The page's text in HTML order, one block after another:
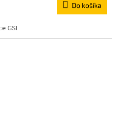
Do košíka
GSI